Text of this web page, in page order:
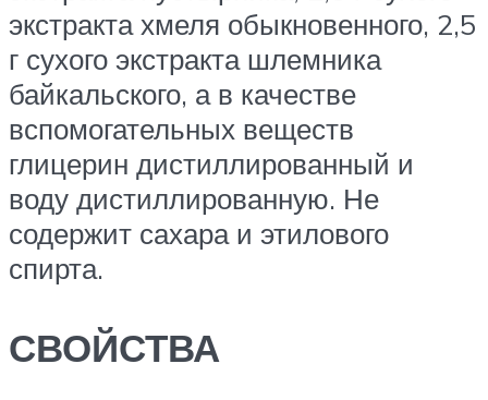
экстракта хмеля обыкновенного, 2,5
г сухого экстракта шлемника
байкальского, а в качестве
вспомогательных веществ
глицерин дистиллированный и
воду дистиллированную. Не
содержит сахара и этилового
спирта.
СВОЙСТВА